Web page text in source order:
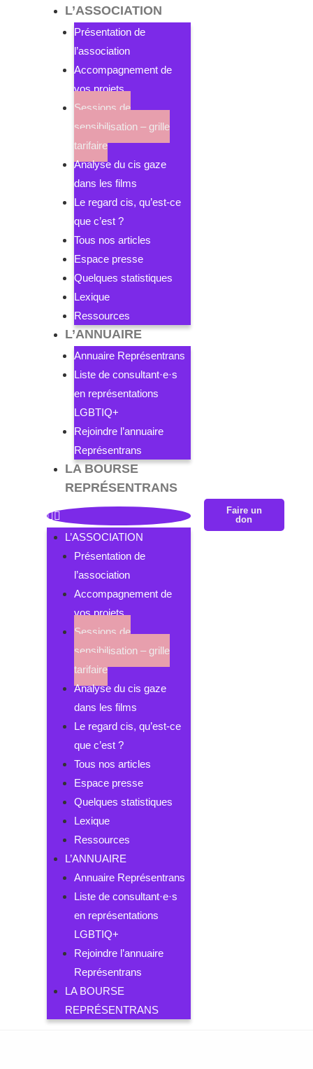
L’ASSOCIATION
Présentation de
l’association
Accompagnement de
vos projets
Sessions de
sensibilisation – grille
tarifaire
Analyse du cis gaze
dans les films
Le regard cis, qu’est-ce
que c’est ?
Tous nos articles
Espace presse
Quelques statistiques
Lexique
Ressources
L’ANNUAIRE
Annuaire Représentrans
Liste de consultant·e·s
en représentations
LGBTIQ+
Rejoindre l’annuaire
Représentrans
LA BOURSE
REPRÉSENTRANS
L’ASSOCIATION
Présentation de
l’association
Accompagnement de
vos projets
Sessions de
sensibilisation – grille
tarifaire
Analyse du cis gaze
dans les films
Le regard cis, qu’est-ce
que c’est ?
Tous nos articles
Espace presse
Quelques statistiques
Lexique
Ressources
L’ANNUAIRE
Annuaire Représentrans
Liste de consultant·e·s
en représentations
LGBTIQ+
Rejoindre l’annuaire
Représentrans
LA BOURSE
REPRÉSENTRANS
Faire un
don